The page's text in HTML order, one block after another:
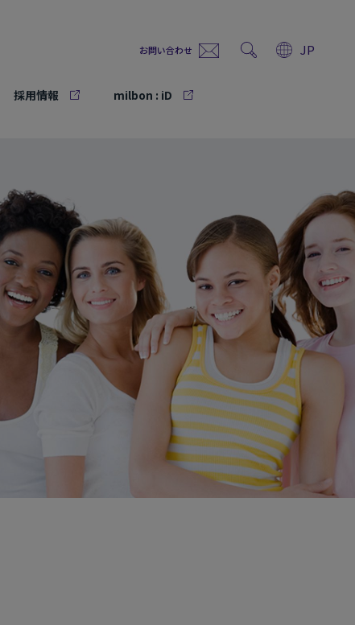
お問い合わせ JP
milbon : iD
採用情報